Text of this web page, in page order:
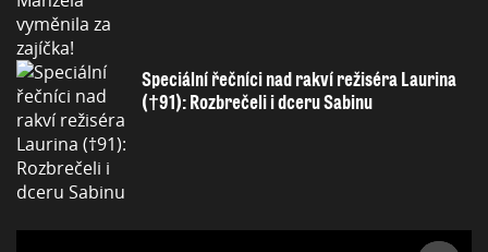
Speciální řečníci nad rakví režiséra Laurina
(†91): Rozbrečeli i dceru Sabinu